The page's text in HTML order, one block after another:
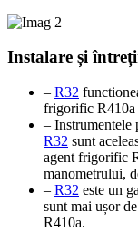
Instalare și
– R32
frigorific R410a
– Instrumentele
R32 sunt
agent frigorific
manometrului,
– R32 este un
sunt mai ușor
R410a.